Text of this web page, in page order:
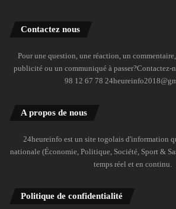
Contactez nous
Pour une question, une réaction, un
publicité ou un communiqué à passer?Contactez-
98 12 67 78
A propos de nous
24heureinfo est un site togolais d'information
nationale (Économie, Politique, Société, Sport &
temps réel et en continu.
Politique de confidentialité